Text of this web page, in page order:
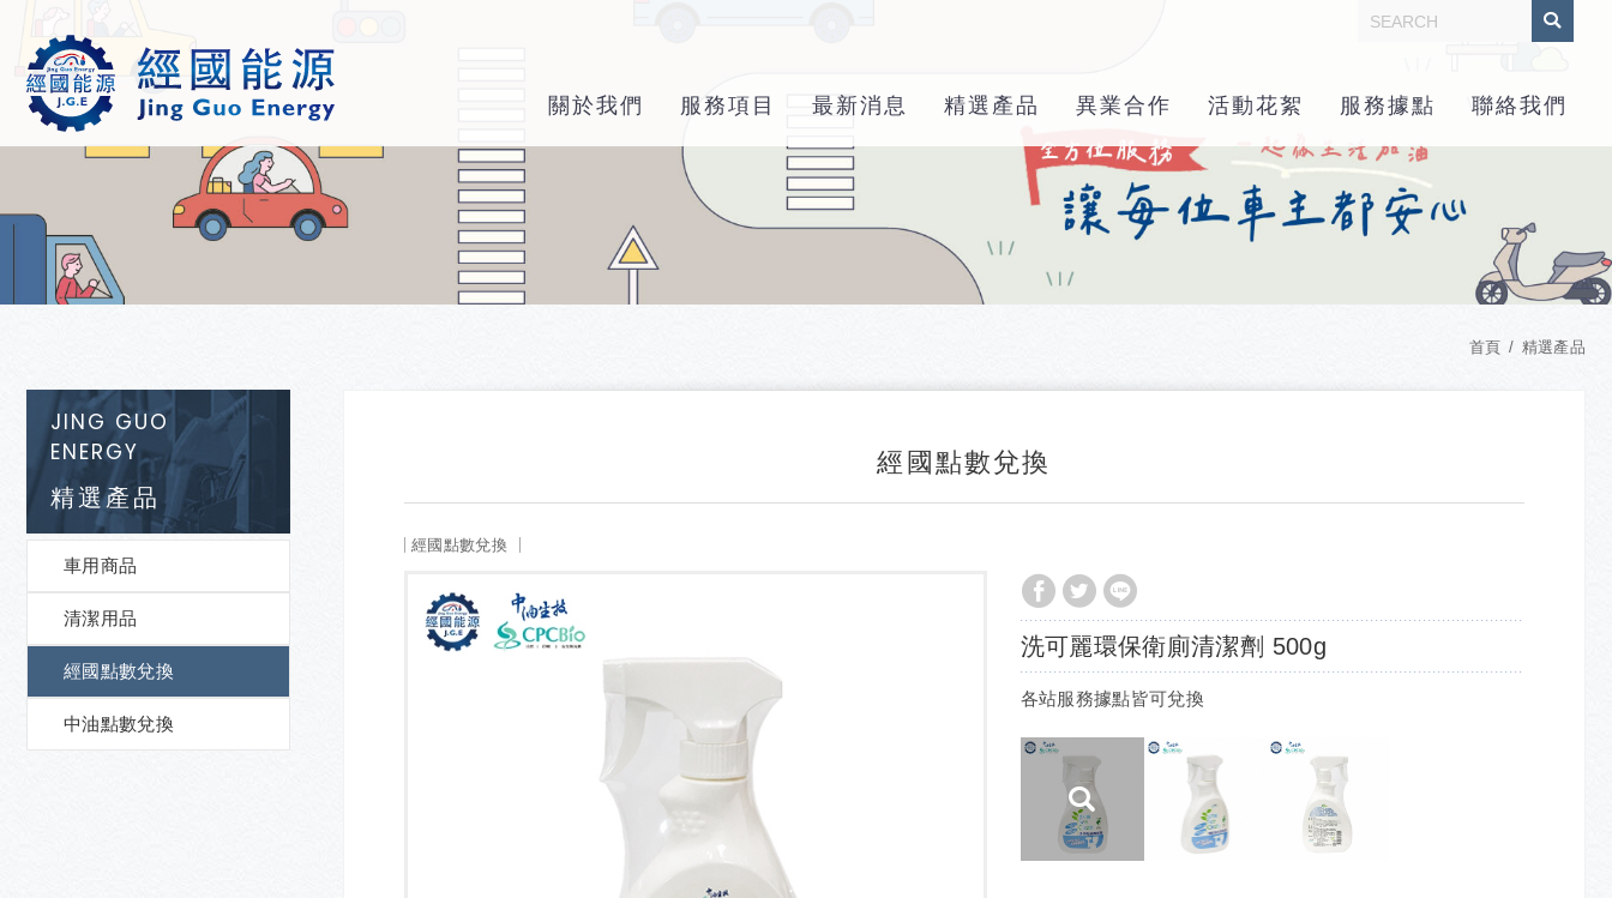
關於我們 服務項目 最新消息 精選產品 異業合作 活動花絮 服務據點 聯絡我們
首頁 精選產品
JING GUO
ENERGY
精選產品
車用商品
清潔用品
經國點數兌換
中油點數兌換
經國點數兌換
經國點數兌換
洗可麗環保衛廁清潔劑 500g
各站服務據點皆可兌換